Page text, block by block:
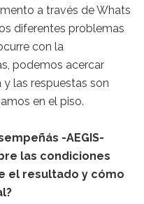
a través de Whats
diferentes problemas
con la
podemos acercar
las respuestas son
en el piso.
-AEGIS-
las condiciones
el resultado y cómo